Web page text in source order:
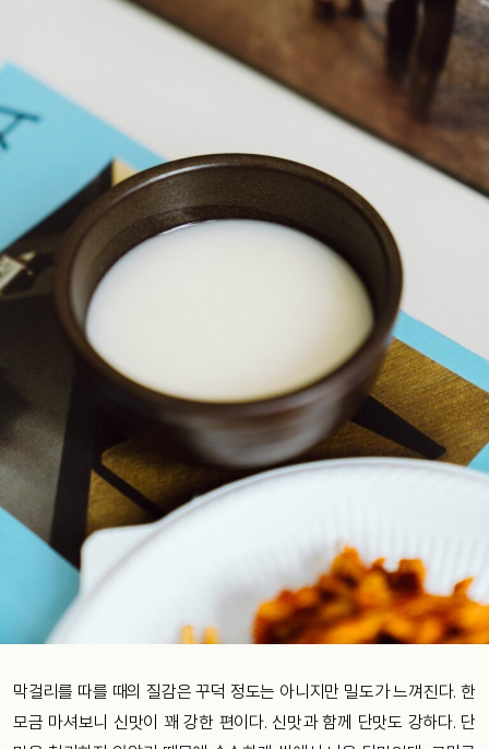
막걸리를 따를 때의 질감은 꾸덕 정도는 아니지만 밀도가 느껴진다. 한
모금 마셔보니 신맛이 꽤 강한 편이다. 신맛과 함께 단맛도 강하다. 단